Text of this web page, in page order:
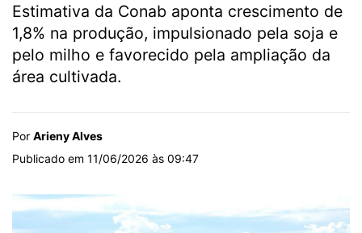
Estimativa da Conab aponta crescimento de
1,8% na produção, impulsionado pela soja e
pelo milho e favorecido pela ampliação da
área cultivada.
Por Arieny Alves
Publicado em 11/06/2026 às 09:47